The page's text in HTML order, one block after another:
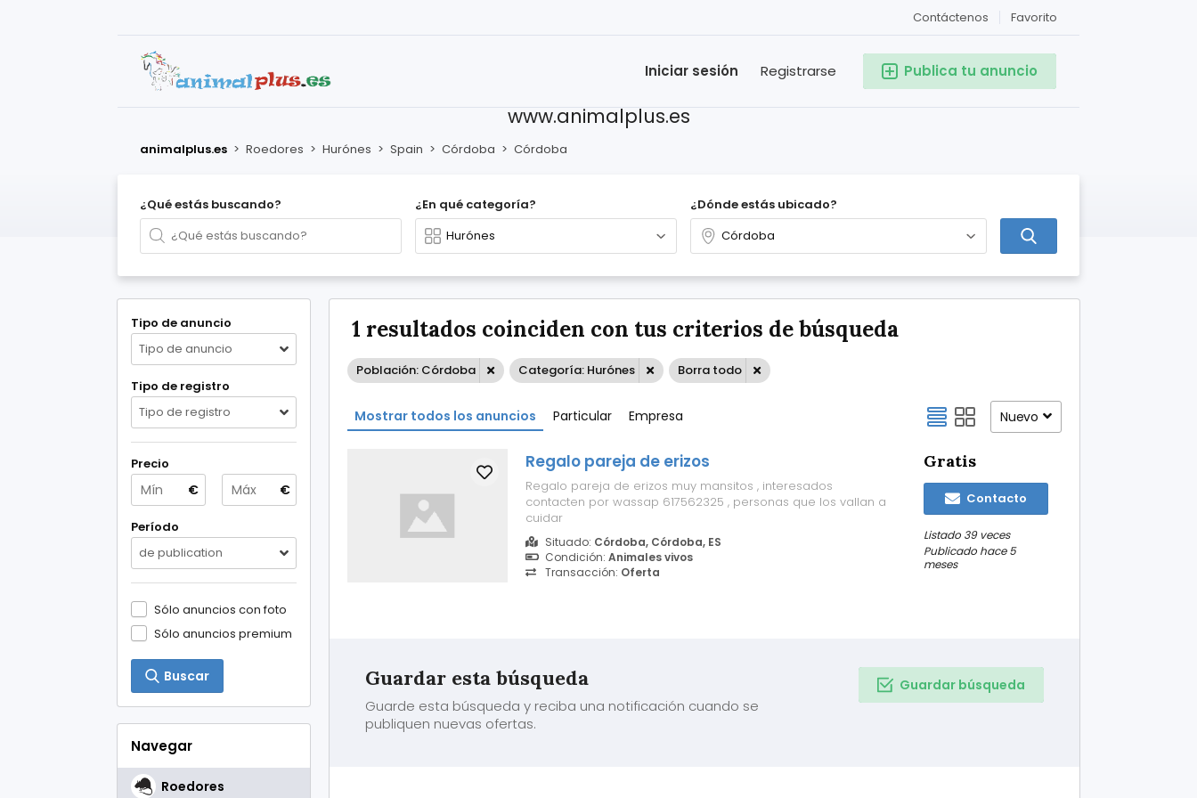
Favorito
Contáctenos
Publica tu anuncio
Registrarse
Iniciar sesión
www.animalplus.es
animalplus.es > Roedores > Hurónes > Spain > Córdoba > Córdoba
¿Qué estás buscando? ¿En qué categoría? ¿Dónde estás ubicado?
Tipo de anuncio
Tipo de anuncio
Tipo de registro
Tipo de registro
Precio
€ €
Período
de publication
Sólo anuncios con foto
Sólo anuncios premium
Buscar
Navegar
Roedores
1 resultados coinciden con tus criterios de búsqueda
Población: Córdoba Categoría: Hurónes Borra todo
Mostrar todos los anuncios Particular Empresa Nuevo
Regalo pareja de erizos
Regalo pareja de erizos muy mansitos , interesados
contacten por wassap 617562325 , personas que los vallan a
cuidar
Situado: Córdoba, Córdoba, ES
Condición: Animales vivos
Transacción: Oferta
Gratis
Contacto
Listado 39 veces
Publicado hace 5
meses
Guardar esta búsqueda
Guarde esta búsqueda y reciba una notificación cuando se
publiquen nuevas ofertas.
Guardar búsqueda